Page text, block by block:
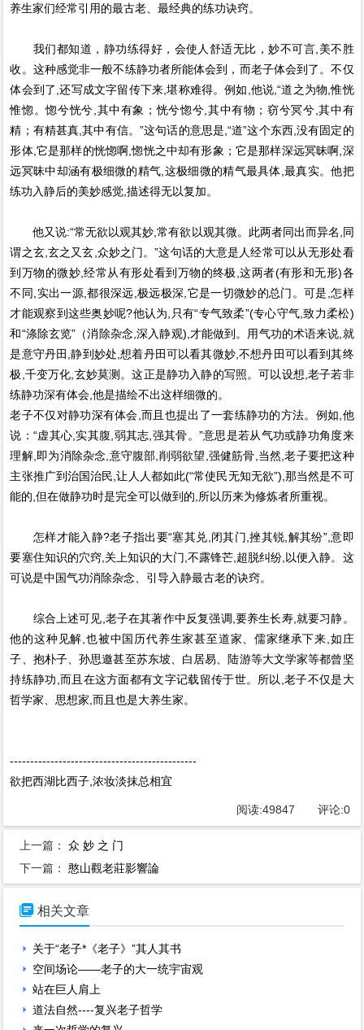
养生家们经常引用的最古老、最经典的练功诀窍。
我们都知道，静功练得好，会使人舒适无比，妙不可言,美不胜
收。这种感觉非一般不练静功者所能体会到，而老子体会到了。不仅
体会到了,还写成文字留传下来,堪称难得。例如,他说,“道之为物,惟恍
惟惚。惚兮恍兮,其中有象；恍兮惚兮,其中有物；窃兮冥兮,其中有
精；有精甚真,其中有信。”这句话的意思是,“道”这个东西,没有固定的
形体,它是那样的恍惚啊,惚恍之中却有形象；它是那样深远冥昧啊,深
远冥昧中却涵有极细微的精气,这极细微的精气最具体,最真实。他把
练功入静后的美妙感觉,描述得无以复加。
他又说:“常无欲以观其妙,常有欲以观其微。此两者同出而异名,同
谓之玄,玄之又玄,众妙之门。”这句话的大意是人经常可以从无形处看
到万物的微妙,经常从有形处看到万物的终极,这两者(有形和无形)各
不同,实出一源,都很深远,极远极深,它是一切微妙的总门。可是,怎样
才能观察到这些奥妙呢?他认为,只有“专气致柔”(专心守气,致力柔松)
和“涤除玄览”（消除杂念,深入静观),才能做到。用气功的术语来说,就
是意守丹田,静到妙处,想着丹田可以看其微妙,不想丹田可以看到其终
极,千变万化,玄妙莫测。这正是静功入静的写照。可以设想,老子若非
练静功深有体会,他是描绘不出这样细微的。
老子不仅对静功深有体会,而且也提出了一套练静功的方法。例如,他
说：“虚其心,实其腹,弱其志,强其骨。”意思是若从气功或静功角度来
理解,即为消除杂念,意守腹部,削弱欲望,强健筋骨,当然,老子要把这种
主张推广到治国治民,让人人都如此(“常使民无知无欲”),那当然是不可
能的,但在做静功时是完全可以做到的,所以历来为修炼者所重视。
怎样才能入静?老子指出要“塞其兑,闭其门,挫其锐,解其纷”,意即
要塞住知识的穴窍,关上知识的大门,不露锋芒,超脱纠纷,以便入静。这
可说是中国气功消除杂念、引导入静最古老的诀窍。
综合上述可见,老子在其著作中反复强调,要养生长寿,就要习静。
他的这种见解,也被中国历代养生家甚至道家、儒家继承下来,如庄
子、抱朴子、孙思邀甚至苏东坡、白居易、陆游等大文学家等都曾坚
持练静功,而且在这方面都有文字记载留传于世。所以,老子不仅是大
哲学家、思想家,而且也是大养生家。
----------------------------------------------
欲把西湖比西子,浓妆淡抹总相宜
阅读:49847 评论:0
上一篇：众 妙 之 门
下一篇：憨山觀老莊影響論
 相关文章
关于“老子*《老子》”其人其书
空间场论——老子的大一统宇宙观
站在巨人肩上
道法自然----复兴老子哲学